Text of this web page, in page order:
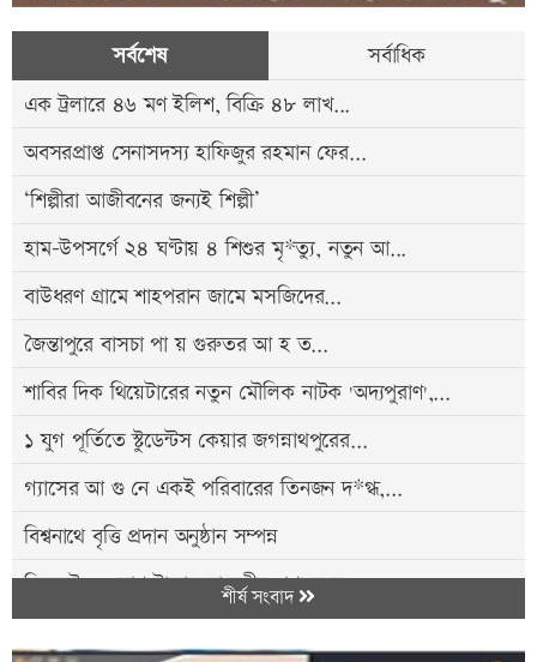
সর্বশেষ
সর্বাধিক
এক ট্রলারে ৪৬ মণ ইলিশ, বিক্রি ৪৮ লাখ...
অবসরপ্রাপ্ত সেনাসদস্য হাফিজুর রহমান ফের...
‘শিল্পীরা আজীবনের জন্যই শিল্পী’
হাম-উপসর্গে ২৪ ঘণ্টায় ৪ শিশুর মৃ*ত্যু, নতুন আ...
বাউধরণ গ্রামে শাহপরান জামে মসজিদের...
জৈন্তাপুরে বাসচা পা য় গুরুতর আ হ ত...
শাবির দিক থিয়েটারের নতুন মৌলিক নাটক 'অদ্যপুরাণ',...
১ যুগ পূর্তিতে স্টুডেন্টস কেয়ার জগন্নাথপুরের...
গ্যাসের আ গু নে একই পরিবারের তিনজন দ*গ্ধ,...
বিশ্বনাথে বৃত্তি প্রদান অনুষ্ঠান সম্পন্ন
সিলেটে ৪৭ লাখ টাকার ভা'রতীয় পণ্য জ'ব্দ
শীর্ষ সংবাদ